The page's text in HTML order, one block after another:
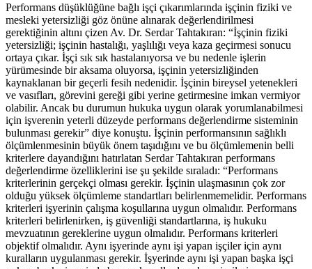
Performans düşüklüğüne bağlı işçi çıkarımlarında işçinin fiziki ve
mesleki yetersizliği göz önüne alınarak değerlendirilmesi
gerektiğinin altını çizen Av. Dr. Serdar Tahtakıran: “İşçinin fiziki
yetersizliği; işçinin hastalığı, yaşlılığı veya kaza geçirmesi sonucu
ortaya çıkar. İşçi sık sık hastalanıyorsa ve bu nedenle işlerin
yürümesinde bir aksama oluyorsa, işçinin yetersizliğinden
kaynaklanan bir geçerli fesih nedenidir. İşçinin bireysel yetenekleri
ve vasıfları, görevini gereği gibi yerine getirmesine imkan vermiyor
olabilir. Ancak bu durumun hukuka uygun olarak yorumlanabilmesi
için işverenin yeterli düzeyde performans değerlendirme sisteminin
bulunması gerekir” diye konuştu. İşçinin performansının sağlıklı
ölçümlenmesinin büyük önem taşıdığını ve bu ölçümlemenin belli
kriterlere dayandığını hatırlatan Serdar Tahtakıran performans
değerlendirme özelliklerini ise şu şekilde sıraladı: “Performans
kriterlerinin gerçekçi olması gerekir. İşçinin ulaşmasının çok zor
olduğu yüksek ölçümleme standartları belirlenmemelidir. Performans
kriterleri işyerinin çalışma koşullarına uygun olmalıdır. Performans
kriterleri belirlenirken, iş güvenliği standartlarına, iş hukuku
mevzuatının gereklerine uygun olmalıdır. Performans kriterleri
objektif olmalıdır. Aynı işyerinde aynı işi yapan işçiler için aynı
kuralların uygulanması gerekir. İşyerinde aynı işi yapan başka işçi